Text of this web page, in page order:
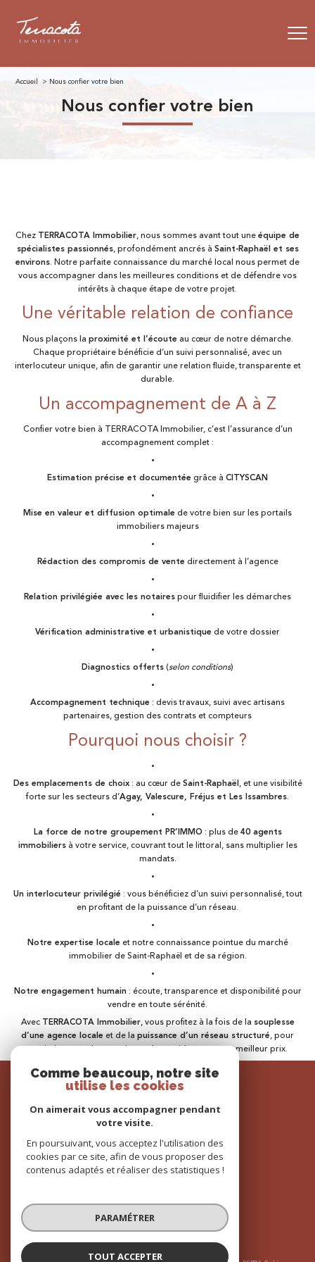
Accueil Nous confier votre bien
nous confier votre bien
Chez TERRACOTA Immobilier, nous sommes avant tout une équipe de
spécialistes passionnés, profondément ancrés à Saint-Raphaël et ses
environs. Notre parfaite connaissance du marché local nous permet de
vous accompagner dans les meilleures conditions et de défendre vos
intérêts à chaque étape de votre projet.
Une véritable relation de confiance
Nous plaçons la proximité et l’écoute au cœur de notre démarche.
Chaque propriétaire bénéficie d’un suivi personnalisé, avec un
interlocuteur unique, afin de garantir une relation fluide, transparente et
durable.
Un accompagnement de A à Z
Confier votre bien à TERRACOTA Immobilier, c’est l’assurance d’un
accompagnement complet :
Estimation précise et documentée grâce à CITYSCAN
Mise en valeur et diffusion optimale de votre bien sur les portails
immobiliers majeurs
Rédaction des compromis de vente directement à l’agence
Relation privilégiée avec les notaires pour fluidifier les démarches
Vérification administrative et urbanistique de votre dossier
Diagnostics offerts (selon conditions)
Accompagnement technique : devis travaux, suivi avec artisans
partenaires, gestion des contrats et compteurs
Pourquoi nous choisir ?
Des emplacements de choix: au cœur de Saint-Raphaël , et une visibilité
forte sur les secteurs d’Agay, Valescure, Fréjus et Les Issambres.
La force de notre groupement PR’IMMO : plus de 40 agents
immobiliersà votre service, couvrant tout le littoral, sans multiplier les
mandats.
Un interlocuteur privilégié : vous bénéficiez d’un suivi personnalisé, tout
en profitant de la puissance d’un réseau.
Notre expertise locale et notre connaissance pointue du marché
immobilier de Saint-Raphaël et de sa région.
Notre engagement humain: écoute, transparence et disponibilité pour
vendre en toute sérénité.
Avec TERRACOTA Immobilier, vous profitez à la fois de la souplesse
d’une agence locale et de la puissance d’un réseau structuré, pour
maximiser vos chances de vendre rapidement et au meilleur prix.
SE
connecter
espace propriétaire
adhérons
© 2026 | Tous droits réservés | Traduction powered by Google |
Comme beaucoup, notre site
utilise les cookies
On aimerait vous accompagner pendant
votre visite.
En poursuivant, vous acceptez l'utilisation des
cookies par ce site, afin de vous proposer des
contenus adaptés et réaliser des statistiques !
PARAMÉTRER
TOUT ACCEPTER